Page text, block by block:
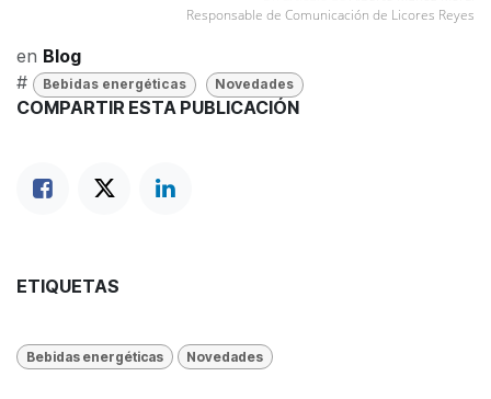
Responsable de Comunicación de Licores Reyes
en Blog
#
Bebidas energéticas Novedades
COMPARTIR ESTA PUBLICACIÓN
ETIQUETAS
Bebidas energéticas Novedades